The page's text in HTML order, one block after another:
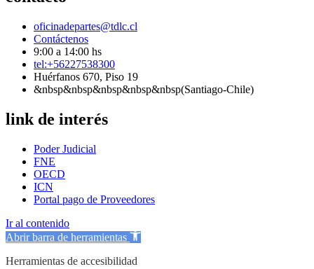
oficinadepartes@tdlc.cl
Contáctenos
9:00 a 14:00 hs
tel:+56227538300
Huérfanos 670, Piso 19
&nbsp&nbsp&nbsp&nbsp&nbsp(Santiago-Chile)
link de interés
Poder Judicial
FNE
OECD
ICN
Portal pago de Proveedores
Ir al contenido
Abrir barra de herramientas
Herramientas de accesibilidad